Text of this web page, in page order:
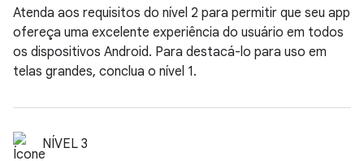
Atenda aos requisitos do nível 2 para permitir que seu app
ofereça uma excelente experiência do usuário em todos
os dispositivos Android. Para destacá-lo para uso em
telas grandes, conclua o nível 1.
NÍVEL 3